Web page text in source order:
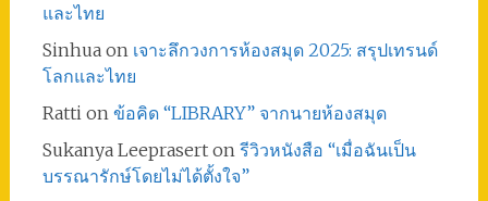
และไทย
Sinhuaon เจาะลึกวงการห้องสมุด 2025: สรุปเทรนด์
โลกและไทย
Rattion ข้อคิด “LIBRARY” จากนายห้องสมุด
Sukanya Leepraserton รีวิวหนังสือ “เมื่อฉันเป็น
บรรณารักษ์โดยไม่ได้ตั้งใจ”